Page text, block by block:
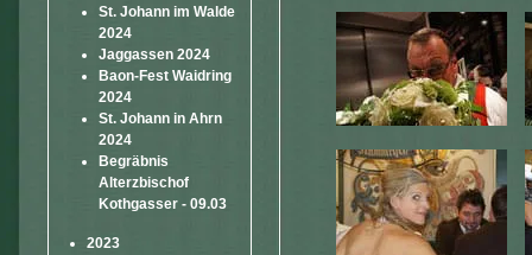
St. Johann im Walde
2024
Jaggassen 2024
Baon-Fest Waidring
2024
St. Johann in Ahrn
2024
Begräbnis
Alterzbischof
Kothgasser - 09.03
2023